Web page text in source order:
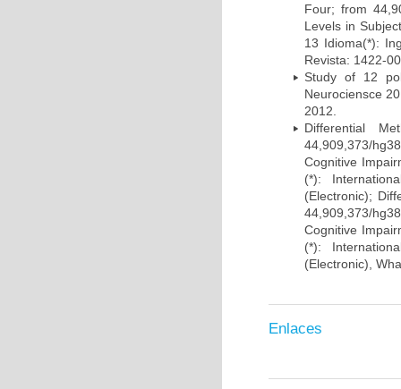
Four; from
Levels in
13 Idioma(*):
Revista: 1422-
Study of 12
Neurociensce
2012.
Differential
44,909,373/
Cognitive
(*):
(Electronic);
44,909,373/
Cognitive
(*):
(Electronic),
Enlaces